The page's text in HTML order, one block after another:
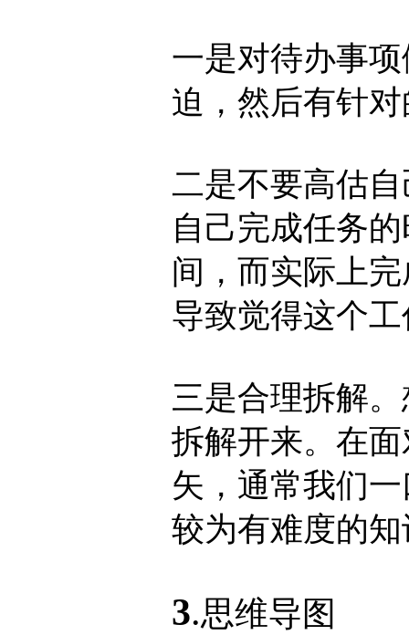
一是对待办事
迫，然后有针
二是不要高估
自己完成任务
间，而实际上
导致觉得这个
三是合理拆解
拆解开来。在
矢，通常我们
较为有难度的
3.思维导图